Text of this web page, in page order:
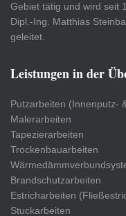
Gebiet tätig und wird seit
Dipl.-Ing. Matthias
geleitet.
Leistungen in der
Putzarbeiten (Innenputz-
Malerarbeiten
Tapezierarbeiten
Trockenbauarbeiten
Brandschutzarbeiten
Estricharbeiten
Stuckarbeiten